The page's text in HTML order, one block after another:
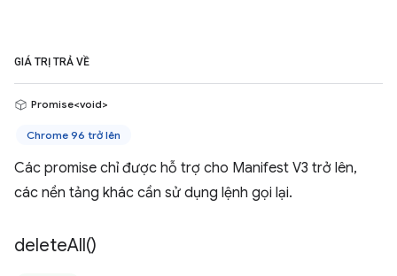
GIÁ TRỊ TRẢ VỀ
Promise<void>
Chrome 96 trở lên
Các promise chỉ được hỗ trợ cho Manifest V3 trở lên,
các nền tảng khác cần sử dụng lệnh gọi lại.
deleteAll()